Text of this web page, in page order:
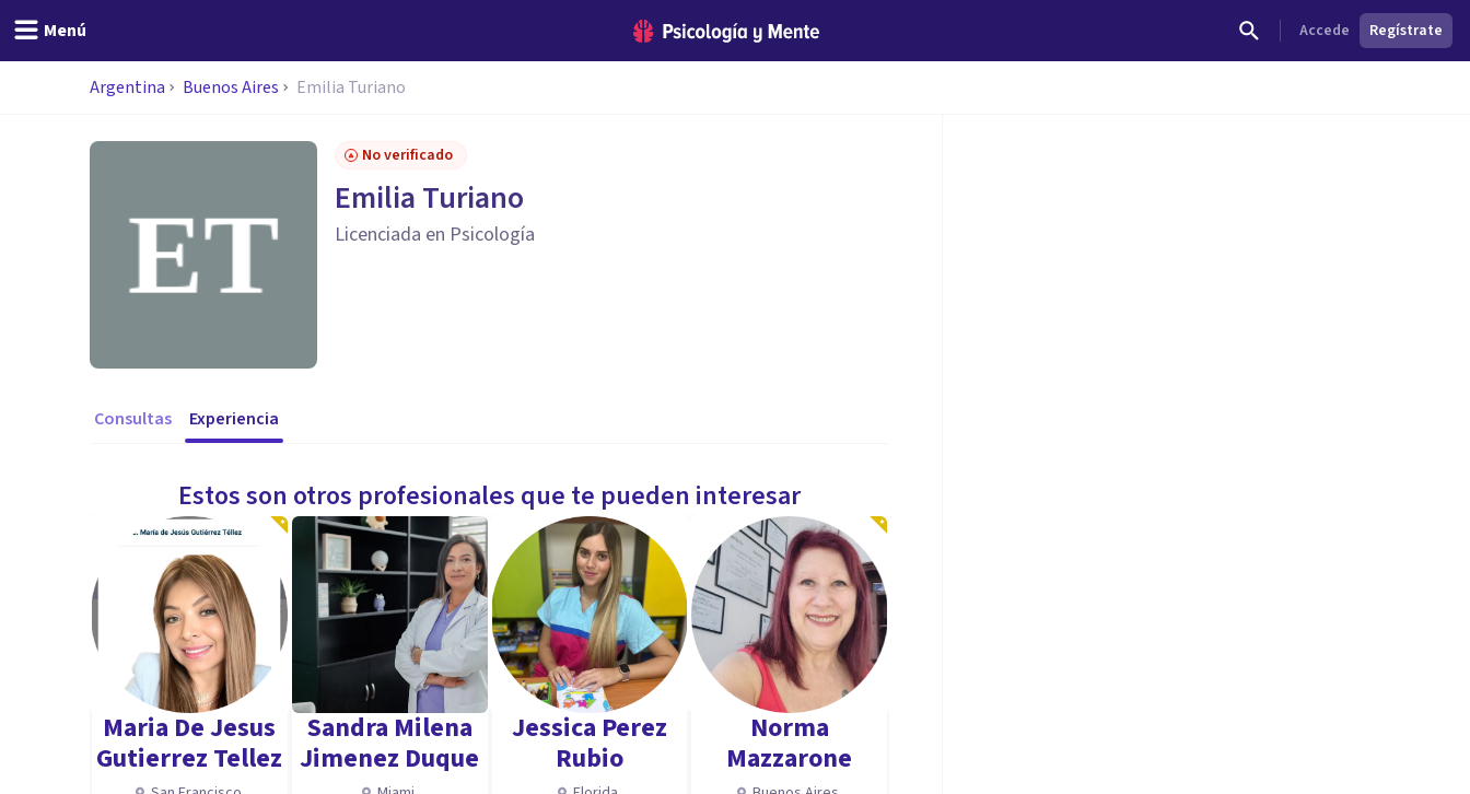
Menú Accede Regístrate
Argentina Buenos Aires Emilia Turiano
No verificado
Emilia Turiano
Licenciada en Psicología
Consultas Experiencia
Estos son otros profesionales que te pueden interesar
Maria De Jesus
Gutierrez Tellez
Sandra Milena
Jimenez Duque
Jessica Perez
Rubio
Norma
Mazzarone